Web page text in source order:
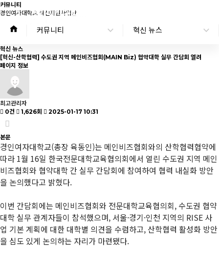
커뮤니 티
경인여자대학교 혁신지원사업단
커뮤니티 혁신 뉴스
혁신 뉴스
[혁신-산학협력] 수도권 지역 메인비즈협회(MAIN Biz) 협약대학 실무 간담회 열려
페이지 정보
최고관리자
0건
1,626회 2025-01-17 10:31
본문
경인여자대학교(총장 육동인)는 메인비즈협회와의 산학협력협약에
따라 1월 16일 한국전문대학교육협의회에서 열린 수도권 지역 메인
비즈협회와 협약대학 간 실무 간담회에 참여하여 협력 내실화 방안
을 논의했다고 밝혔다.
이번 간담회에는 메인비즈협회와 전문대학교육협의회, 수도권 협약
대학 실무 관계자들이 참석했으며, 서울·경기·인천 지역의 RISE 사
업 기본 계획에 대한 대학별 의견을 수렴하고, 산학협력 활성화 방안
을 심도 있게 논의하는 자리가 마련됐다.